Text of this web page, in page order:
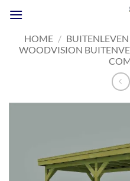
naar
inhoudHOME / BUITENLEVEN
WOODVISION